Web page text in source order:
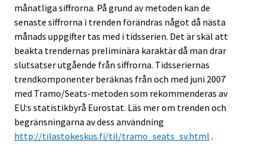
månatliga siffrorna. På grund av metoden kan de
senaste siffrorna i trenden förändras något då nästa
månads uppgifter tas med i tidsserien. Det är skäl att
beakta trendernas preliminära karaktär då man drar
slutsatser utgående från siffrorna. Tidsseriernas
trendkomponenter beräknas från och med juni 2007
med Tramo/Seats-metoden som rekommenderas av
EU:s statistikbyrå Eurostat. Läs mer om trenden och
begränsningarna av dess användning
http://tilastokeskus.fi/til/tramo_seats_sv.html .